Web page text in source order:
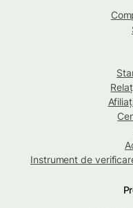
Instrument de